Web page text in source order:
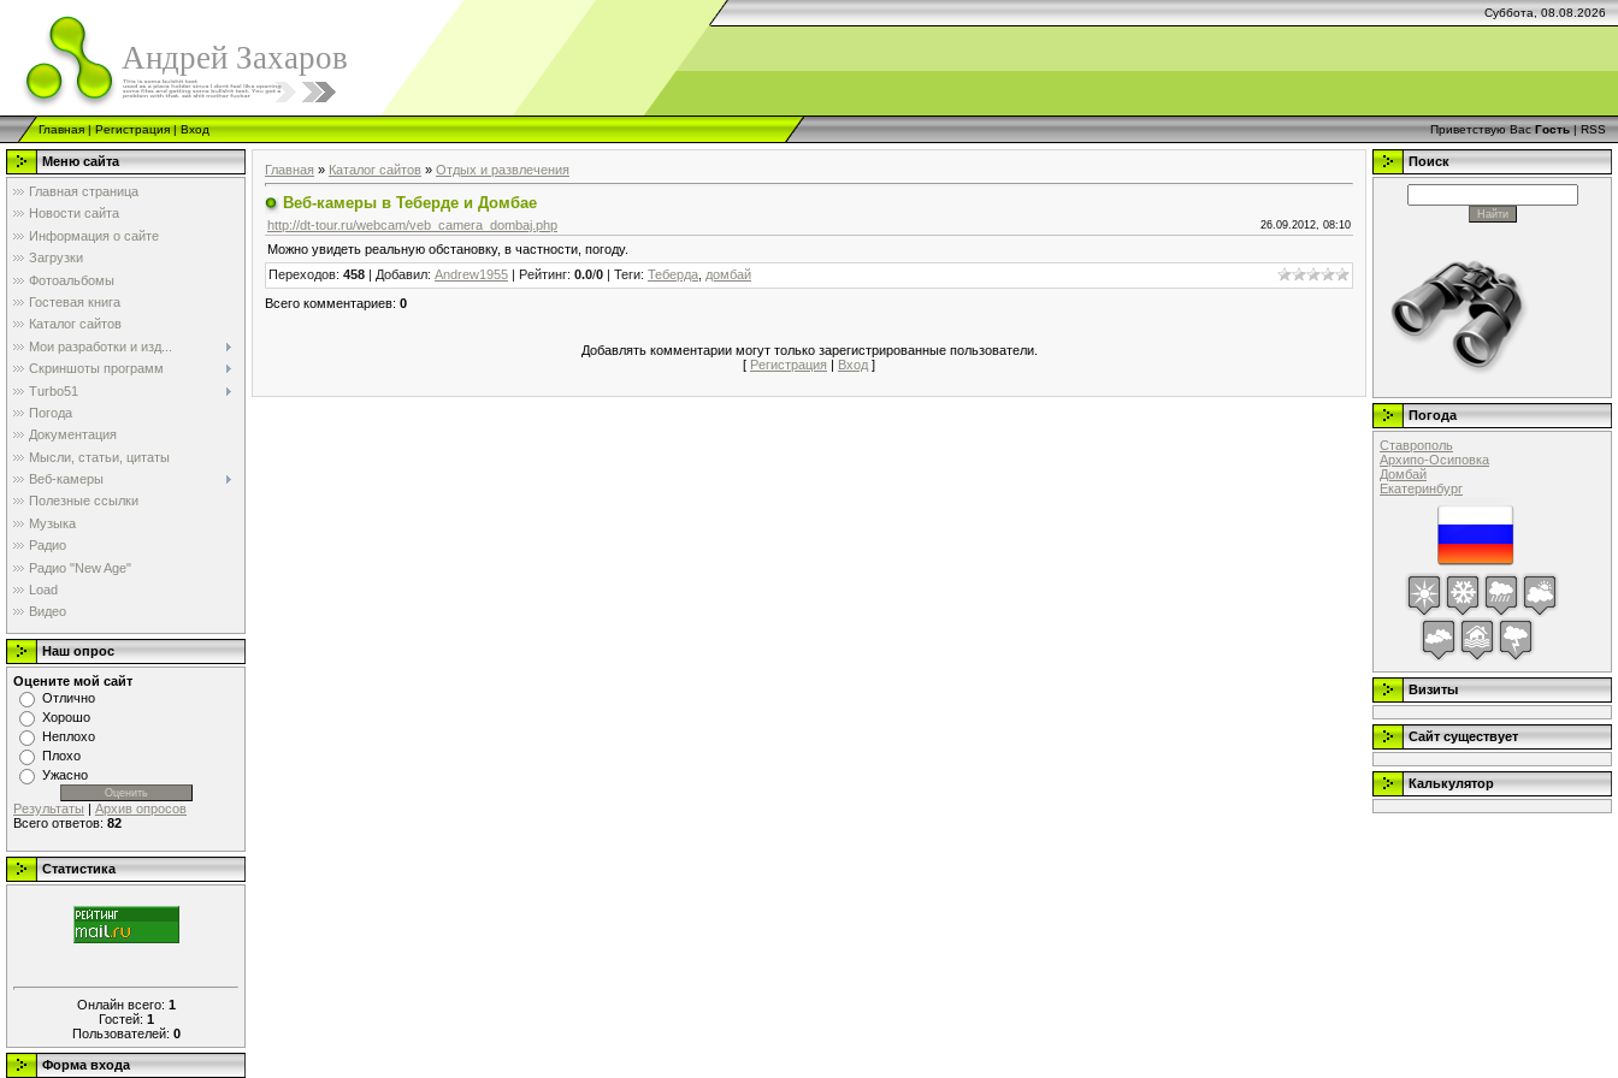
Суббота, 08.08.2026
Андрей Захаров
Главная|Регистрация|Вход Приветствую Вас Гость|RSS
Меню сайта
Главная страница
Новости сайта
Информация о сайте
Загрузки
Фотоальбомы
Гостевая книга
Каталог сайтов
Мои разработки и изд...
Скриншоты программ
Turbo51
Погода
Документация
Мысли, статьи, цитаты
Веб-камеры
Полезные ссылки
Музыка
Радио
Радио "New Age"
Load
Видео
Наш опрос
Оцените мой сайт
Отлично
Хорошо
Неплохо
Плохо
Ужасно
Результаты | Архив опросов
Всего ответов: 82
Статистика
Онлайн всего: 1
Гостей: 1
Пользователей: 0
Форма входа
Главная » Каталог сайтов » Отдых и развлечения
Веб-камеры в Теберде и Домбае
http://dt-tour.ru/webcam/veb_camera_dombaj.php 26.09.2012, 08:10
Можно увидеть реальную обстановку, в частности, погоду.
Переходов: 458 | Добавил: Andrew1955 | Рейтинг: 0.0/0 | Теги: Теберда домбай
Всего комментариев: 0
Добавлять комментарии могут только зарегистрированные пользователи.
[ Регистрация | Вход ]
Поиск
Погода
Ставрополь
Архипо-Осиповка
Домбай
Екатеринбург
Визиты
Сайт существует
Калькулятор